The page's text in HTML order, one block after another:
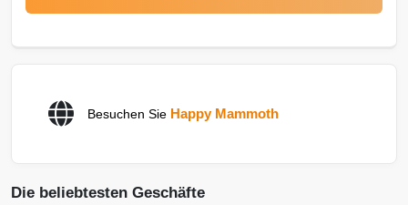
Besuchen Sie Happy Mammoth
Die beliebtesten Geschäfte